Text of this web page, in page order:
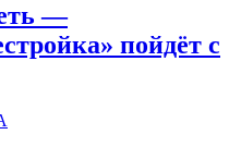
—
пойдёт с